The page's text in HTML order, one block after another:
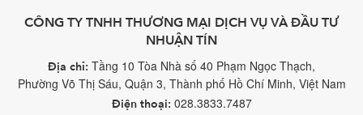
CÔNG TY TNHH THƯƠNG MẠI DỊCH VỤ VÀ ĐẦU TƯ
NHUẬN TÍN
Địa chỉ: Tầng 10 Tòa Nhà số 40 Phạm Ngọc Thạch,
Phường Võ Thị Sáu, Quận 3, Thành phố Hồ Chí Minh, Việt Nam
Điện thoại: 028.3833.7487